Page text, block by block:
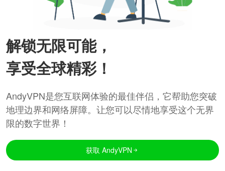
解锁无限可能，
享受全球精彩！
AndyVPN是您互联网体验的最佳伴侣，它帮助您突破
地理边界和网络屏障。让您可以尽情地享受这个无界
限的数字世界！
获取 AndyVPN